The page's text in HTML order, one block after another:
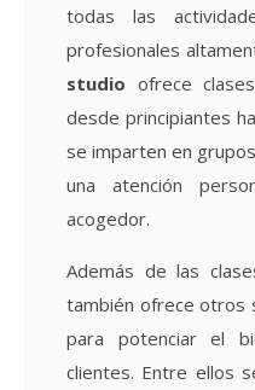
todas las
profesionales
studio ofrece
desde principiantes
se imparten en
una atención
acogedor.
Además de las
también ofrece otros
para potenciar el
clientes. Entre ellos